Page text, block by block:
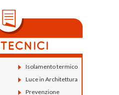
Isolamento termico
Luce in Architettura
Prevenzione